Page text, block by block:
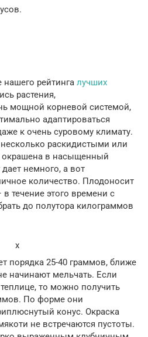
рейтинга лучших
растения,
мощной корневой системой,
адаптироваться
к очень суровому климату.
раскидистыми или
окрашена в насыщенный
немного, а вот
количество. Плодоносит
течение этого времени с
до полутора килограммов
x
порядка 25-40 граммов, ближе
начинают мельчать. Если
то можно получить
По форме они
конус. Окраска
не встречаются пустоты.